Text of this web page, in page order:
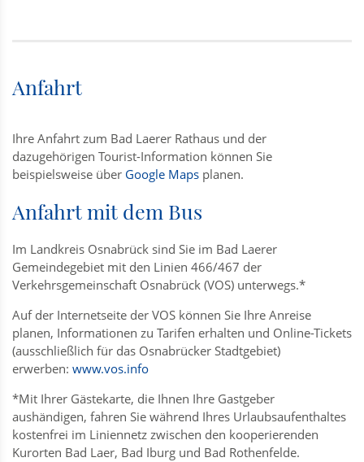
Anfahrt
Ihre Anfahrt zum Bad Laerer Rathaus und der
dazugehörigen Tourist-Information können Sie
beispielsweise über Google Maps planen.
Anfahrt mit dem Bus
Im Landkreis Osnabrück sind Sie im Bad Laerer
Gemeindegebiet mit den Linien 466/467 der
Verkehrsgemeinschaft Osnabrück (VOS) unterwegs.*
Auf der Internetseite der VOS können Sie Ihre Anreise
planen, Informationen zu Tarifen erhalten und Online-Tickets
(ausschließlich für das Osnabrücker Stadtgebiet)
erwerben: www.vos.info
*Mit Ihrer Gästekarte, die Ihnen Ihre Gastgeber
aushändigen, fahren Sie während Ihres Urlaubsaufenthaltes
kostenfrei im Liniennetz zwischen den kooperierenden
Kurorten Bad Laer, Bad Iburg und Bad Rothenfelde.